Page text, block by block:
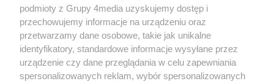
Kontakt Reklama Patronat
Dane firmowe
Regulamin serwisu i ogłoszeń drobnych
Regulamin konkursów
Polityka prywatności
Przetwarzanie danych osobowych
podmioty z Grupy 4media uzyskujemy dostęp i
przechowujemy informacje na urządzeniu oraz
przetwarzamy dane osobowe, takie jak unikalne
identyfikatory, standardowe informacje wysyłane przez
urządzenie czy dane przeglądania w celu zapewniania
spersonalizowanych reklam, wybór spersonalizowanych